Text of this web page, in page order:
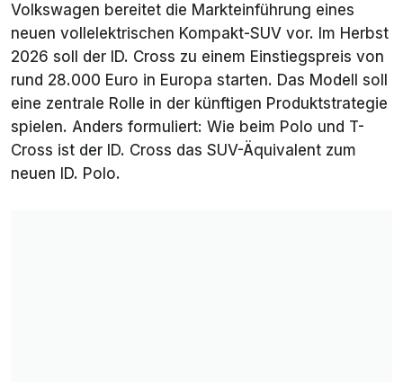
Volkswagen bereitet die Markteinführung eines
neuen vollelektrischen Kompakt-SUV vor. Im Herbst
2026 soll der ID. Cross zu einem Einstiegspreis von
rund 28.000 Euro in Europa starten. Das Modell soll
eine zentrale Rolle in der künftigen Produktstrategie
spielen. Anders formuliert: Wie beim Polo und T-
Cross ist der ID. Cross das SUV-Äquivalent zum
neuen ID. Polo.